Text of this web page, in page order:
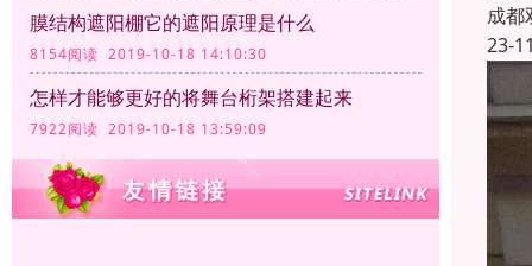
膜结构遮阳棚它的遮阳原理是什么
8154阅读 2019-10-18 14:10:30
怎样才能够更好的将舞台桁架搭建起来
7922阅读 2019-10-18 13:59:09
成都
23-